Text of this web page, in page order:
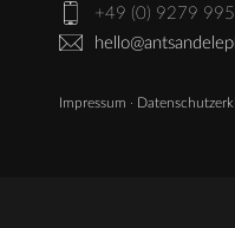
+49 (0) 9279
Impressum ·